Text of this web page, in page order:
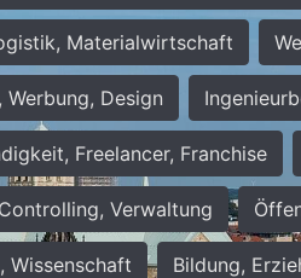
Materialwirtschaft
Werbung, Design
Freelancer, Franchise
Verwaltung
Wissenschaft Bildung,